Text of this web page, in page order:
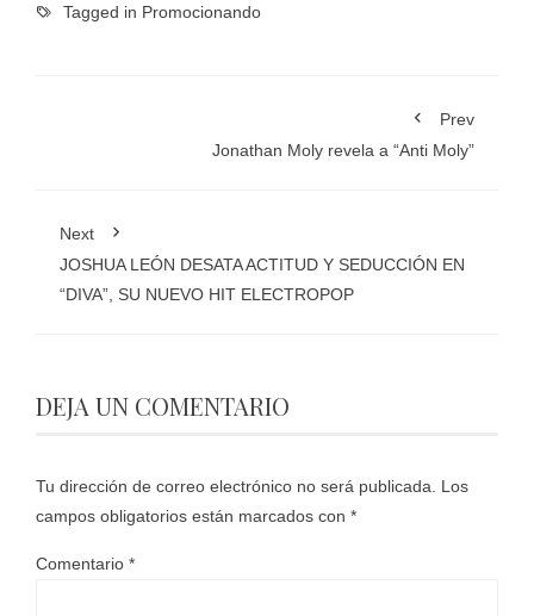
Tagged in Promocionando
Prev
Jonathan Moly revela a “Anti Moly”
Next
JOSHUA LEÓN DESATA ACTITUD Y SEDUCCIÓN EN
“DIVA”, SU NUEVO HIT ELECTROPOP
DEJA UN COMENTARIO
Tu dirección de correo electrónico no será publicada.
Los
campos obligatorios están marcados con *
Comentario *